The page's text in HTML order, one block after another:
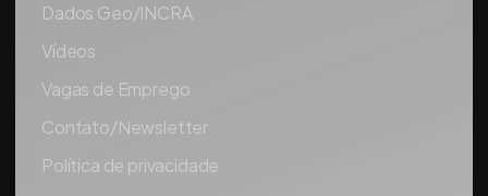
Dados Geo/INCRA
Vídeos
Vagas de Emprego
Contato/Newsletter
Política de privacidade